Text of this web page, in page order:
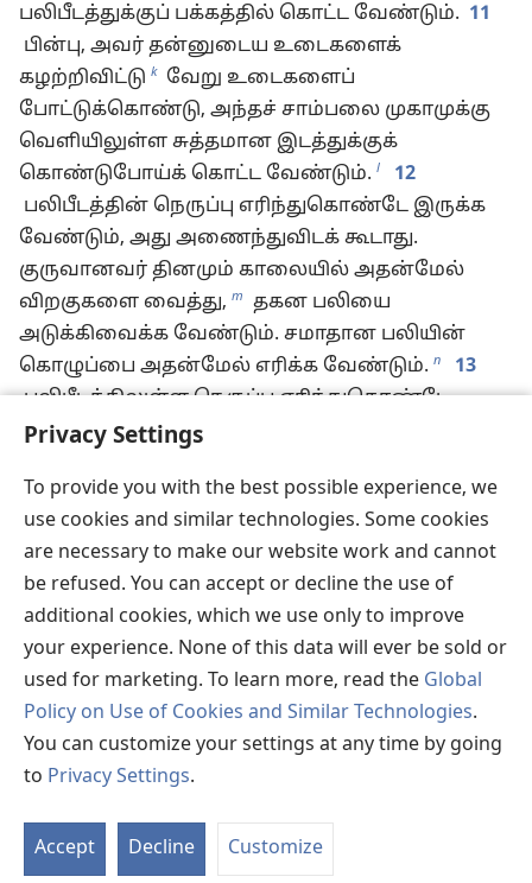
Privacy Settings
To provide you with the best possible experience, we
use cookies and similar technologies. Some cookies
are necessary to make our website work and cannot
be refused. You can accept or decline the use of
additional cookies, which we use only to improve
your experience. None of this data will ever be sold or
used for marketing. To learn more, read the Global
Policy on Use of Cookies and Similar Technologies.
You can customize your settings at any time by going
to Privacy Settings.
Accept Decline Customize
பலிபீடத்துக்குப் பக்கத்தில் கொட்ட வேண்டும். 11
பின்பு, அவர் தன்னுடைய உடைகளைக்
கழற்றிவிட்டு k
வேறு உடைகளைப்
போட்டுக்கொண்டு, அந்தச் சாம்பலை முகாமுக்கு
வெளியிலுள்ள சுத்தமான இடத்துக்குக்
கொண்டுபோய்க் கொட்ட வேண்டும். l
12
பலிபீடத்தின் நெருப்பு எரிந்துகொண்டே இருக்க
வேண்டும், அது அணைந்துவிடக் கூடாது.
குருவானவர் தினமும் காலையில் அதன்மேல்
விறகுகளை வைத்து, m
தகன பலியை
அடுக்கிவைக்க வேண்டும். சமாதான பலியின்
கொழுப்பை அதன்மேல் எரிக்க வேண்டும். n
13
பலிபீடத்திலுள்ள நெருப்பு எரிந்துகொண்டே
இருக்க வேண்டும், அது அணைந்துவிடக் கூடாது.
இதுதான்: o உணவுக் காணிக்கையைப்
பலிபீடத்தின் முன்பு யெகோவாவின்
முன்னிலையில் ஆரோனின் மகன்கள் படைக்க
வேண்டும். 15 அவர்களில் ஒருவன் அதிலிருந்து
ஒரு கைப்பிடி நைசான மாவையும், கொஞ்சம்
எண்ணெயையும், சாம்பிராணி முழுவதையும்
எடுத்து, மொத்த காணிக்கைக்கும் அடையாளமாக
அதைப் பலிபீடத்தில் எரிக்க வேண்டும். அந்த
வாசனை யெகோவாவுக்குப் பிடித்த வாசனையாக
இருக்கும். p 16 மீதியிருக்கும் மாவில்
அவனுடைய மகன்களும் பரிசுத்த இடத்தில்